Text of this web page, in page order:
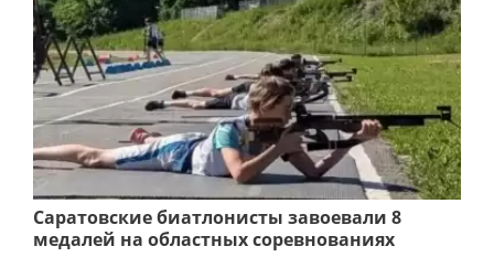
Саратовские биатлонисты завоевали 8
медалей на областных соревнованиях